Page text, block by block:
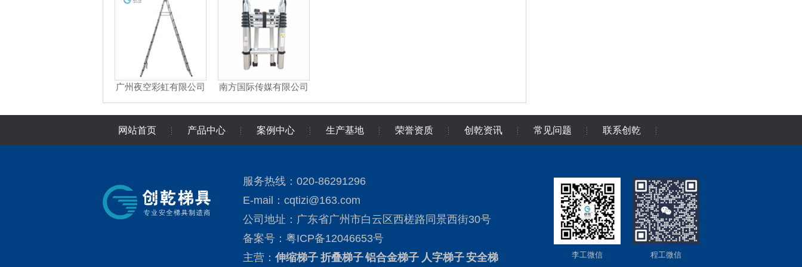
广州夜空彩虹有限公司
南方国际传媒有限公司
网站首页 产品中心 案例中心 生产基地 荣誉资质 创乾资讯 常见问题 联系创乾
服务热线：020-86291296
E-mail：cqtizi@163.com
公司地址：广东省广州市白云区西槎路同景西街30号
备案号： 粤ICP备12046653号
主营：伸缩梯子 折叠梯子铝合金梯子 人字梯子安全梯 程工微信
李工微信